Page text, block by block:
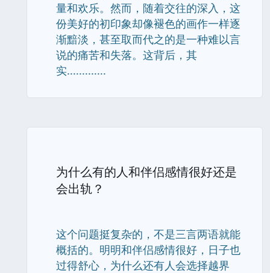
量和欢乐。然而，随着交往的深入，这
份美好的初印象却像褪色的画作一样逐
渐黯淡，甚至取而代之的是一种难以言
说的痛苦和失落。这背后，其
实.............
为什么有的人和伴侣感情很好还是
会出轨？
这个问题挺复杂的，不是三言两语就能
概括的。明明和伴侣感情很好，日子也
过得舒心，为什么还有人会选择越界